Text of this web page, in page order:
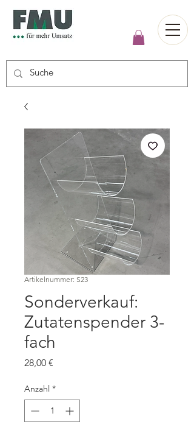
Artikelnummer: S23
Sonderverkauf:
Zutatenspender 3-
fach
28,00 €
Anzahl *